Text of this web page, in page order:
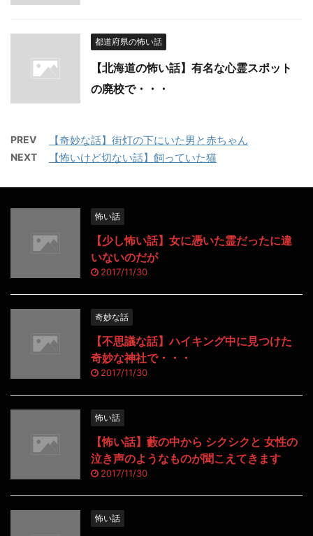
都道府県の怖い話
【北海道の怖い話】有名な心霊スポット
の廃校で・・・
PREV 【奇妙な話】街灯の下にいた男と赤ちゃん
NEXT 【怖いけど切ない話】飼っていた猫
怖い話
【少し怖い話】女に憑いた霊だったに違
いないのだが
2017/11/30
奇妙な話
【不思議な話】ハイキング中に見つけた
奇妙な神社で・・・
2017/11/30
怖い話
【怖い話】藪の中から シクシクと 女性の
泣き声のようなものが聞こえてきます
2017/11/30
怖い話